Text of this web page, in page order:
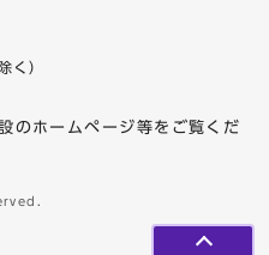
く）
のホームページ等をご覧くだ